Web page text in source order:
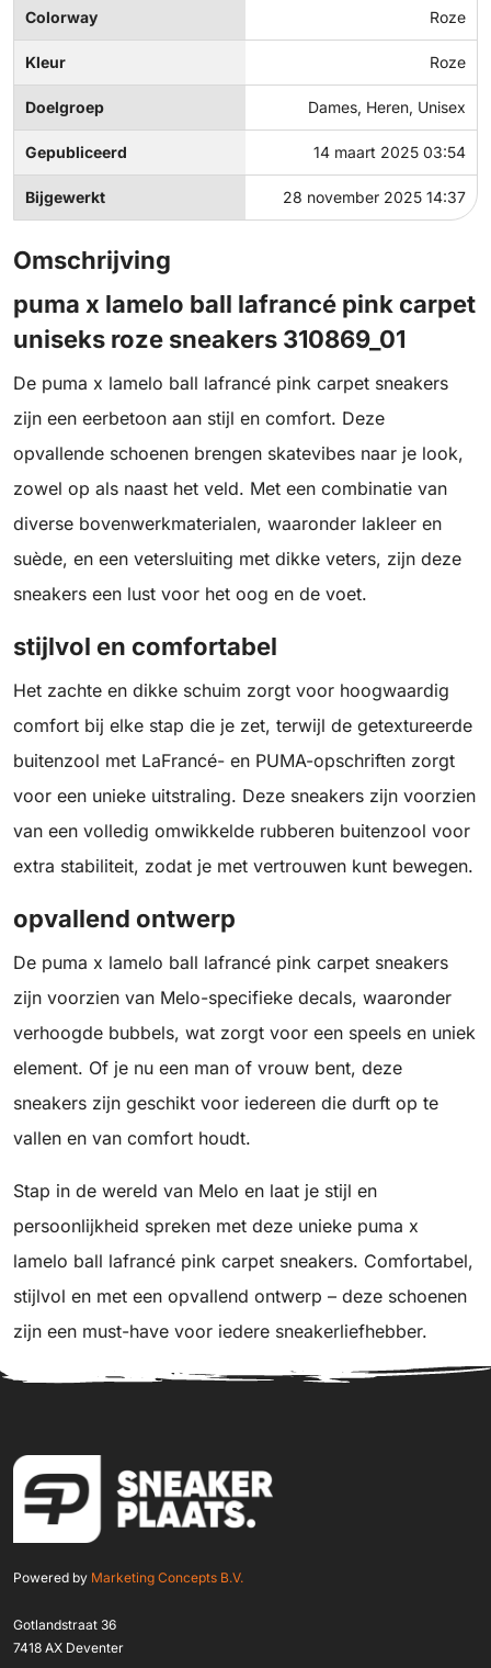
Colorway Roze
Kleur Roze
Doelgroep Dames, Heren, Unisex
Gepubliceerd 14 maart 2025 03:54
Bijgewerkt 28 november 2025 14:37
Omschrijving
puma x lamelo ball lafrancé pink carpet
uniseks roze sneakers 310869_01
De puma x lamelo ball lafrancé pink carpet sneakers
zijn een eerbetoon aan stijl en comfort. Deze
opvallende schoenen brengen skatevibes naar je look,
zowel op als naast het veld. Met een combinatie van
diverse bovenwerkmaterialen, waaronder lakleer en
suède, en een vetersluiting met dikke veters, zijn deze
sneakers een lust voor het oog en de voet.
stijlvol en comfortabel
Het zachte en dikke schuim zorgt voor hoogwaardig
comfort bij elke stap die je zet, terwijl de getextureerde
buitenzool met LaFrancé- en PUMA-opschriften zorgt
voor een unieke uitstraling. Deze sneakers zijn voorzien
van een volledig omwikkelde rubberen buitenzool voor
extra stabiliteit, zodat je met vertrouwen kunt bewegen.
opvallend ontwerp
De puma x lamelo ball lafrancé pink carpet sneakers
zijn voorzien van Melo-specifieke decals, waaronder
verhoogde bubbels, wat zorgt voor een speels en uniek
element. Of je nu een man of vrouw bent, deze
sneakers zijn geschikt voor iedereen die durft op te
vallen en van comfort houdt.
Stap in de wereld van Melo en laat je stijl en
persoonlijkheid spreken met deze unieke puma x
lamelo ball lafrancé pink carpet sneakers. Comfortabel,
stijlvol en met een opvallend ontwerp – deze schoenen
zijn een must-have voor iedere sneakerliefhebber.
Powered by Marketing Concepts B.V.
Gotlandstraat 36
7418 AX Deventer